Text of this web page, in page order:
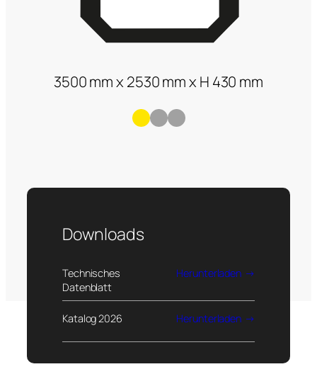
3500 mm x 2530 mm x H 430 mm
Downloads
Technisches
Datenblatt
Herunterladen
Katalog 2026 Herunterladen